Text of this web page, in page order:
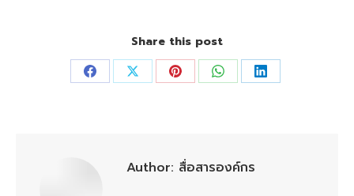
Share this post
Share Share Share Share Share
Author: สื่อสารองค์กร